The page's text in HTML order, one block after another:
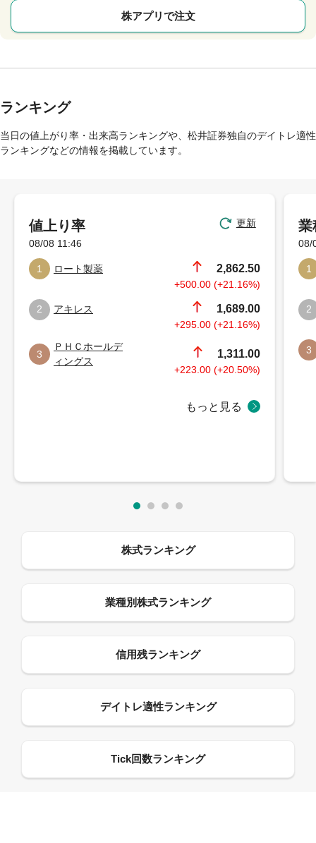
株アプリで注文
ランキング
当日の値上がり率・出来高ランキングや、松井証券独自のデイトレ適性
ランキングなどの情報を掲載しています。